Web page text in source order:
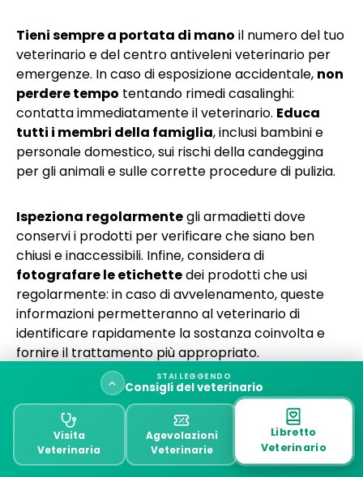
Tieni sempre a portata di mano il numero del tuo
veterinario e del centro antiveleni veterinario per
emergenze. In caso di esposizione accidentale, non
perdere tempo tentando rimedi casalinghi:
contatta immediatamente il veterinario. Educa
tutti i membri della famiglia, inclusi bambini e
personale domestico, sui rischi della candeggina
per gli animali e sulle corrette procedure di pulizia.
Ispeziona regolarmentegli armadietti dove
conservi i prodotti per verificare che siano ben
chiusi e inaccessibili. Infine, considera di
fotografare le etichettedei prodotti che usi
regolarmente: in caso di avvelenamento, queste
informazioni permetteranno al veterinario di
identificare rapidamente la sostanza coinvolta e
fornire il trattamento più appropriato.
Emergenza Pronto Soccorso
STAI LEGGENDO
Consigli del veterinario
Avvelenamento da candeggina
Sintomi dell’avvelenamento e intossicazione da
Visita
Veterinaria
Agevolazioni
Veterinarie
Libretto
Veterinario